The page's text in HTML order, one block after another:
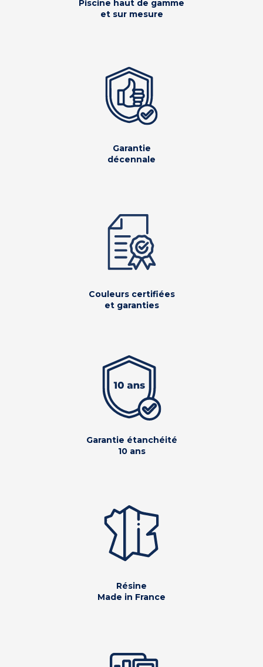
Piscine haut de gamme
et sur mesure
Garantie
décennale
Couleurs certifiées
et garanties
Garantie étanchéité
10 ans
Résine
Made in France